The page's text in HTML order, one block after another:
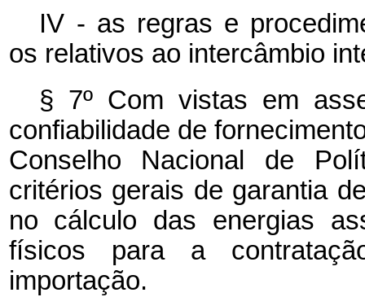
IV - as regras e
os relativos ao intercâmbio
§ 7º Com vistas em
confiabilidade de
Conselho Nacional de
critérios gerais de garantia
no cálculo das energias
físicos para a
importação.